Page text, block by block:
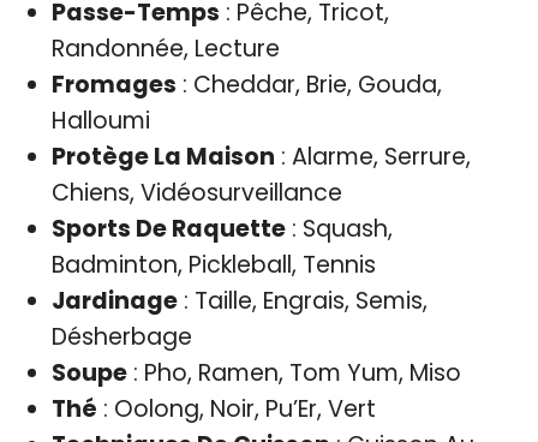
Passe-Temps : Pêche, Tricot,
Randonnée, Lecture
Fromages : Cheddar, Brie, Gouda,
Halloumi
Protège La Maison : Alarme, Serrure,
Chiens, Vidéosurveillance
Sports De Raquette: Squash,
Badminton, Pickleball, Tennis
Jardinage: Taille, Engrais, Semis,
Désherbage
Soupe: Pho, Ramen, Tom Yum, Miso
Thé : Oolong, Noir, Pu’Er, Vert